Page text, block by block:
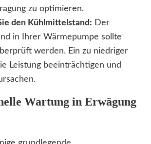
zu optimieren.
den Kühlmittelstand: Der
in Ihrer Wärmepumpe sollte
werden. Ein zu niedriger
Leistung beeinträchtigen und
Wartung in Erwägung